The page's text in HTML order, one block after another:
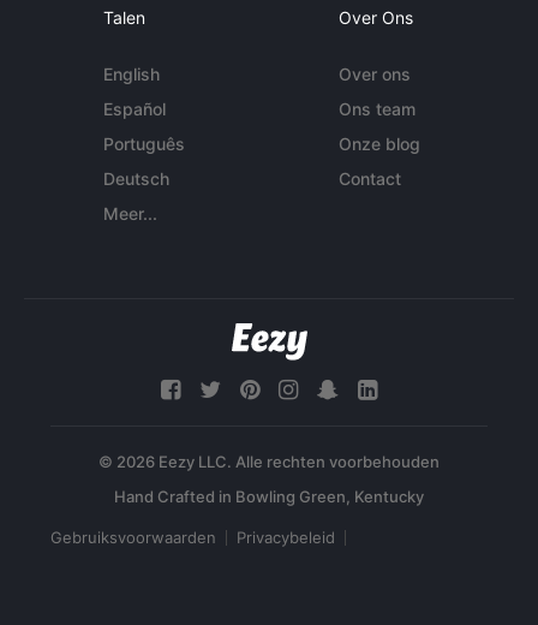
Talen
English
Español
Português
Deutsch
Meer...
Over Ons
Over ons
Ons team
Onze blog
Contact
© 2026 Eezy LLC. Alle rechten voorbehouden
Gebruiksvoorwaarden Privacybeleid